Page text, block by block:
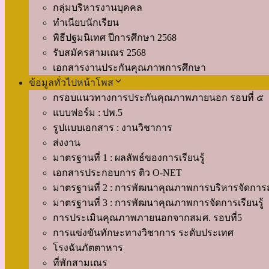
กลุ่มบริหารงานบุคคล
ทำเนียบนักเรียน
พิธีปฐมนิเทศ ปีการศึกษา 2568
รับสมัครสามเณร 2568
เอกสารงานประกันคุณภาพการศึกษา
ข้อมูลทั่วไปหน้าโพส
กรอบแนวทางการประกันคุณภาพภายนอก รอบที่ ๕
แบบฟอร์ม : ปพ.5
รูปแบบเอกสาร : งานวิชาการ
ส่งงาน
มาตรฐานที่ 1 : ผลลัพธ์ของการเรียนรู้
เอกสารประกอบการ ติว O-NET
มาตรฐานที่ 2 : การพัฒนาคุณภาพการบริหารจัดกา
มาตรฐานที่ 3 : การพัฒนาคุณภาพการจัดการเรียนรู้
การประเมินคุณภาพภายนอกจากสมศ. รอบที่5
การแข่งขันทักษะทางวิชาการ ระดับประเทศ
โรงฉันภัตตาหาร
ที่พักสามเณร